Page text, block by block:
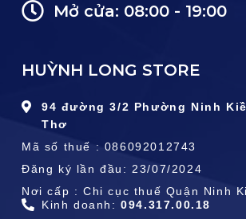
Mở cửa: 08:00 - 19:00
HUỲNH LONG STORE
94 đường 3/2 Phường Ninh
Thơ
Mã số thuế : 086092012743
Đăng ký lần đầu: 23/07/2024
Nơi cấp : Chi cục thuế Quận Ninh
Kinh doanh:094.317.00.18